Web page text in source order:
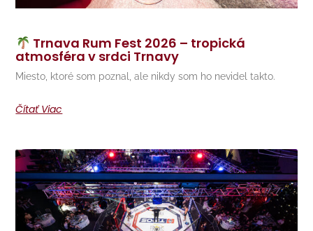
Trnava Rum Fest 2026 – tropická
atmosféra v srdci Trnavy
Miesto, ktoré som poznal, ale nikdy som ho nevidel takto.
Čítať Viac